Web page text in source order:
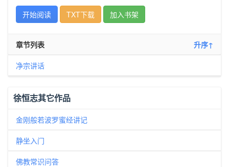
开始阅读
TXT下载 加入书架
章节列表 升序↑
净宗讲话
徐恒志其它作品
金刚般若波罗蜜经讲记
静坐入门
佛教常识问答